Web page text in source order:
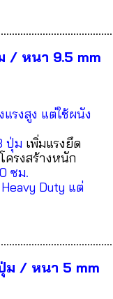
/ หนา 9.5 mm
รงสูง แต่ใช้ผนัง
ปุ่ม เพิ่มแรงยึด
ครงสร้างหนัก
ซม.
Duty แต่
ม / หนา 5 mm